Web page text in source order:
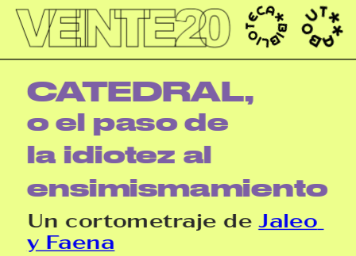
CATEDRAL,
o el paso de
la idiotez al
ensimismamiento
Un cortometraje de Jaleo
y Faena